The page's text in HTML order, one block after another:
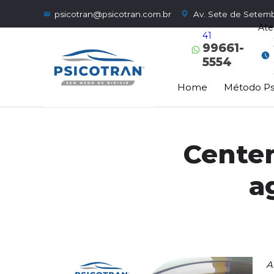
psicotran@psicotran.com.br Av. Sete de
41
99661-
5554
Home Método